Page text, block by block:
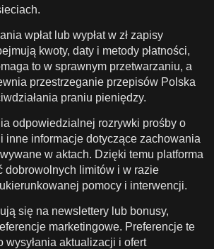
wpłat lub wypłat w zł zapisy
kwoty, daty i metody płatności,
to w sprawnym przetwarzaniu, a
przestrzeganie przepisów Polska
praniu pieniędzy.
odpowiedzialnej rozrywki prośby o
inne informacje dotyczące zachowania
w aktach. Dzięki temu platforma
dobrowolnych limitów i w razie
pomocy i interwencji.
się na newslettery lub bonusy,
marketingowe. Preferencje te
wysyłania aktualizacji i ofert